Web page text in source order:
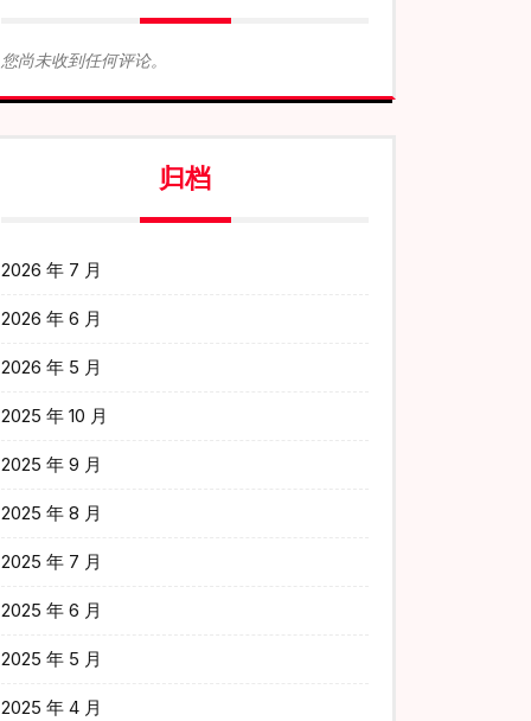
您尚未收到任何评论。
归档
2026 年 7 月
2026 年 6 月
2026 年 5 月
2025 年 10 月
2025 年 9 月
2025 年 8 月
2025 年 7 月
2025 年 6 月
2025 年 5 月
2025 年 4 月